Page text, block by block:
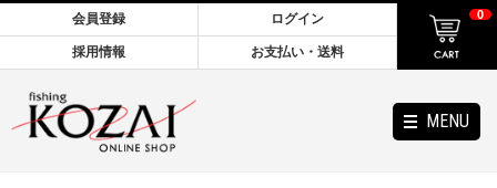
MENU
会員登録 ログイン
採用情報 お支払い・送料
0